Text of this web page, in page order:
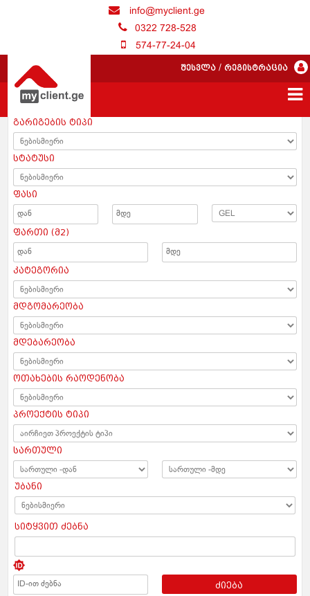
info@myclient.ge
0322 728-528
574-77-24-04
შესვლა / რეგისტრაცია
გარიგების ტიპი
სტატუსი
ფასი
ფართი (მ2)
კატეგორია
მდგომარეობა
მდებარეობა
ოთახების რაოდენობა
პროექტის ტიპი
სართული
უბანი
სიტყვით ძებნა
ძიება